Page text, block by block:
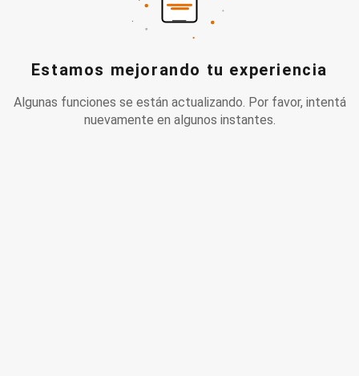
Estamos mejorando tu experiencia
Algunas funciones se están actualizando. Por favor, intentá
nuevamente en algunos instantes.